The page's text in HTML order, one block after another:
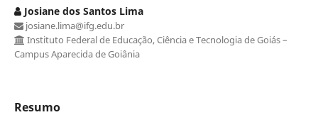
Josiane dos Santos Lima
josiane.lima@ifg.edu.br
Instituto Federal de Educação, Ciência e Tecnologia de Goiás –
Campus Aparecida de Goiânia
Resumo